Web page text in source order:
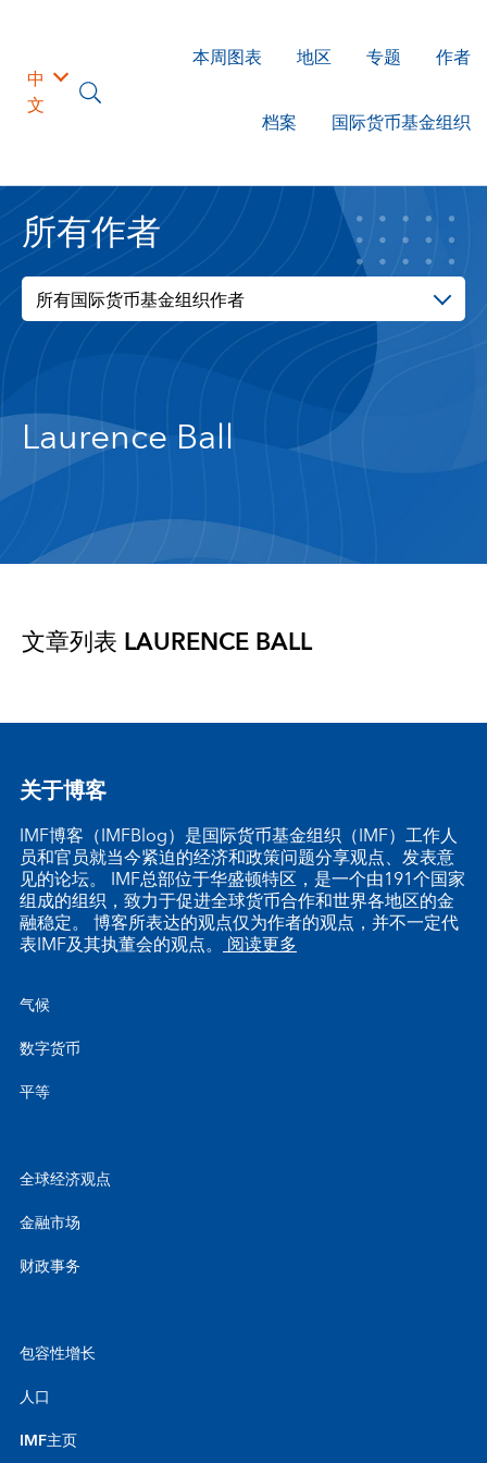
中
文
本周图表 地区 专题 作者
档案 国际货币基金组织
所有作者
所有国际货币基金组织作者
Laurence Ball
文章列表 LAURENCE BALL
关于博客
IMF博客（IMFBlog）是国际货币基金组织（IMF）工作人
员和官员就当今紧迫的经济和政策问题分享观点、发表意
见的论坛。 IMF总部位于华盛顿特区，是一个由191个国家
组成的组织，致力于促进全球货币合作和世界各地区的金
融稳定。 博客所表达的观点仅为作者的观点，并不一定代
表IMF及其执董会的观点。 阅读更多
气候
数字货币
平等
全球经济观点
金融市场
财政事务
包容性增长
人口
IMF主页